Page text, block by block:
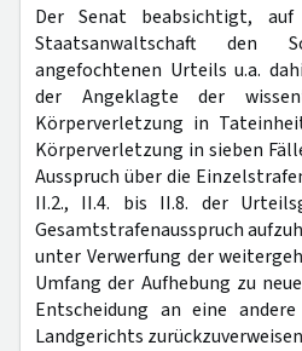
Der Senat beabsichtigt,
Staatsanwaltschaft den
angefochtenen Urteils u.a.
der Angeklagte der
Körperverletzung in
Körperverletzung in sieben
Ausspruch über die
II.2., II.4. bis II.8. der
Gesamtstrafenausspruch
unter Verwerfung der
Umfang der Aufhebung zu
Entscheidung an eine
Landgerichts